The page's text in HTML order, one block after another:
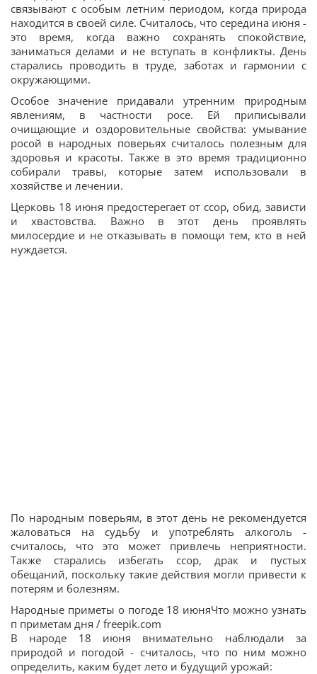
связывают с особым летним периодом, когда природа
находится в своей силе. Считалось, что середина июня -
это время, когда важно сохранять спокойствие,
заниматься делами и не вступать в конфликты. День
старались проводить в труде, заботах и гармонии с
окружающими.
Особое значение придавали утренним природным
явлениям, в частности росе. Ей приписывали
очищающие и оздоровительные свойства: умывание
росой в народных поверьях считалось полезным для
здоровья и красоты. Также в это время традиционно
собирали травы, которые затем использовали в
хозяйстве и лечении.
Церковь 18 июня предостерегает от ссор, обид, зависти
и хвастовства. Важно в этот день проявлять
милосердие и не отказывать в помощи тем, кто в ней
нуждается.
По народным поверьям, в этот день не рекомендуется
жаловаться на судьбу и употреблять алкоголь -
считалось, что это может привлечь неприятности.
Также старались избегать ссор, драк и пустых
обещаний, поскольку такие действия могли привести к
потерям и болезням.
Народные приметы о погоде 18 июняЧто можно узнать
п приметам дня / freepik.com
В народе 18 июня внимательно наблюдали за
природой и погодой - считалось, что по ним можно
определить, каким будет лето и будущий урожай: